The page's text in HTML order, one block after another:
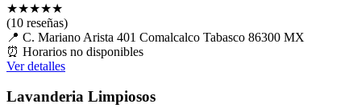
★★★★★
(10 reseñas)
📍 C. Mariano Arista 401 Comalcalco Tabasco 86300 MX
⏰ Horarios no disponibles
Ver detalles
Lavanderia Limpiosos